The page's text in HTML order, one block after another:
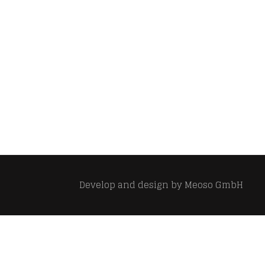
Develop and design byMeoso GmbH